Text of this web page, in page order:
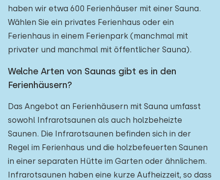
haben wir etwa 600 Ferienhäuser mit einer Sauna.
Wählen Sie ein privates Ferienhaus oder ein
Ferienhaus in einem Ferienpark (manchmal mit
privater und manchmal mit öffentlicher Sauna).
Welche Arten von Saunas gibt es in den
Ferienhäusern?
Das Angebot an Ferienhäusern mit Sauna umfasst
sowohl Infrarotsaunen als auch holzbeheizte
Saunen. Die Infrarotsaunen befinden sich in der
Regel im Ferienhaus und die holzbefeuerten Saunen
in einer separaten Hütte im Garten oder ähnlichem.
Infrarotsaunen haben eine kurze Aufheizzeit, so dass